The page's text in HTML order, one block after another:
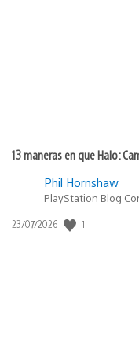
13 maneras en que Halo:
Phil Hornshaw
PlayStation Blog
Fecha
23/07/2026 1